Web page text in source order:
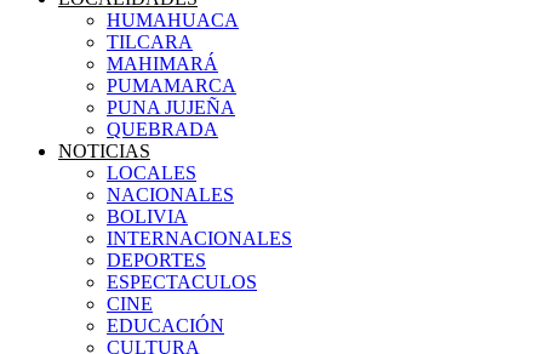
HUMAHUACA
TILCARA
MAHIMARÁ
PUMAMARCA
PUNA JUJEÑA
QUEBRADA
NOTICIAS
LOCALES
NACIONALES
BOLIVIA
INTERNACIONALES
DEPORTES
ESPECTACULOS
CINE
EDUCACIÓN
CULTURA